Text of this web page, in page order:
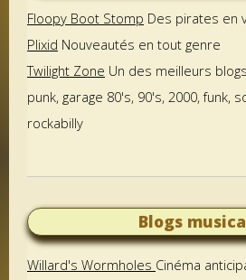
Floopy Boot Stomp Des pirates en
Plixid Nouveautés en tout genre
Twilight Zone Un des meilleurs
punk, garage 80's, 90's, 2000, funk,
rockabilly
Blogs
Willard's Wormholes Cinéma